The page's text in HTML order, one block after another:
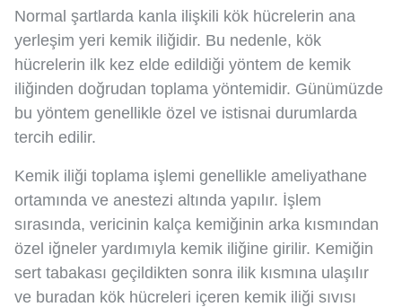
Normal şartlarda kanla ilişkili kök hücrelerin ana
yerleşim yeri kemik iliğidir. Bu nedenle, kök
hücrelerin ilk kez elde edildiği yöntem de kemik
iliğinden doğrudan toplama yöntemidir. Günümüzde
bu yöntem genellikle özel ve istisnai durumlarda
tercih edilir.
Kemik iliği toplama işlemi genellikle ameliyathane
ortamında ve anestezi altında yapılır. İşlem
sırasında, vericinin kalça kemiğinin arka kısmından
özel iğneler yardımıyla kemik iliğine girilir. Kemiğin
sert tabakası geçildikten sonra ilik kısmına ulaşılır
ve buradan kök hücreleri içeren kemik iliği sıvısı